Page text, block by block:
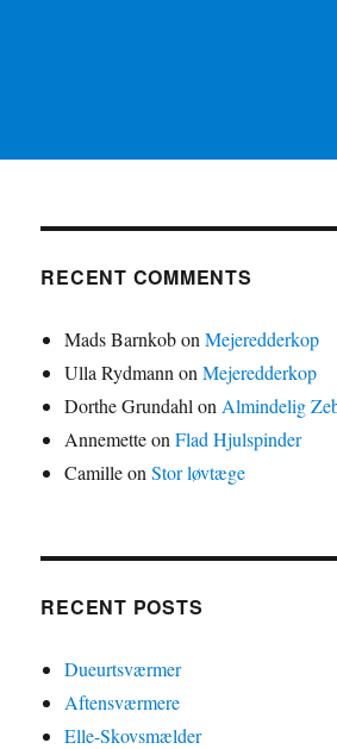
RECENT COMMENTS
Mads BarnkobonMejeredderkop
Ulla Rydmann onMejeredderkop
Dorthe Grundahl on Almindelig
AnnemetteonFlad Hjulspinder
CamilleonStor løvtæge
RECENT POSTS
Dueurtsværmer
Aftensværmere
Elle-Skovsmælder